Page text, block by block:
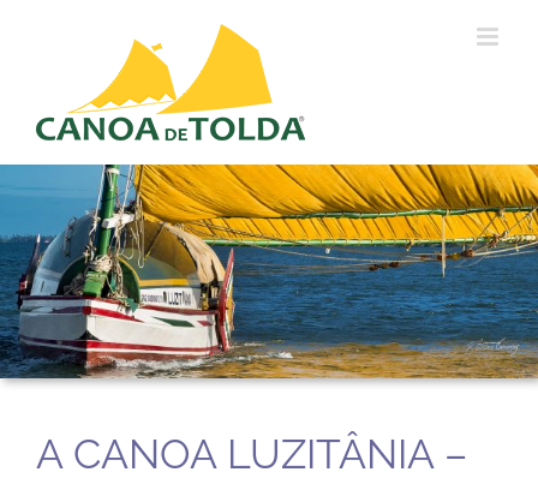
A CANOA LUZITÂNIA –